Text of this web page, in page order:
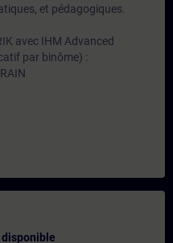
et pédagogiques.
avec IHM Advanced
par binôme) :